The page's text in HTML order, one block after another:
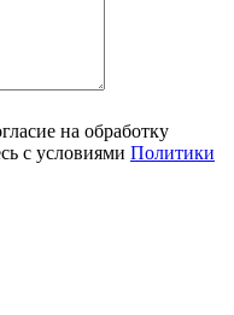
на обработку
с условиями Политики